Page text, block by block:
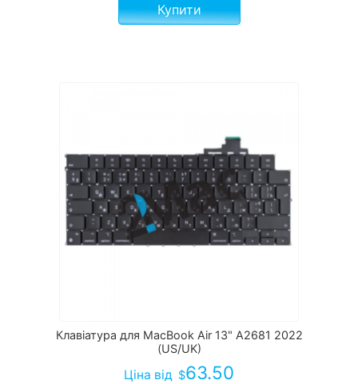
Купити
Клавіатура для MacBook Air 13" A2681 2022
(US/UK)
Ціна від $63.50